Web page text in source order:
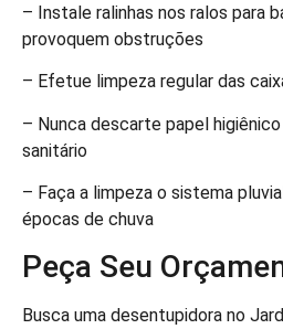
– Instale ralinhas nos ralos para
provoquem obstruções
– Efetue limpeza regular das
– Nunca descarte papel
sanitário
– Faça a limpeza o sistema
épocas de chuva
Peça Seu
Busca uma desentupidora no